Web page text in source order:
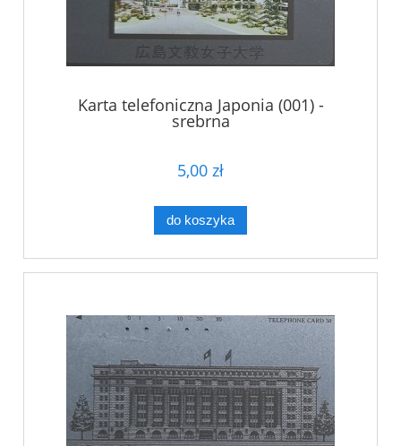
Karta telefoniczna Japonia (001) -
srebrna
5,00 zł
do koszyka